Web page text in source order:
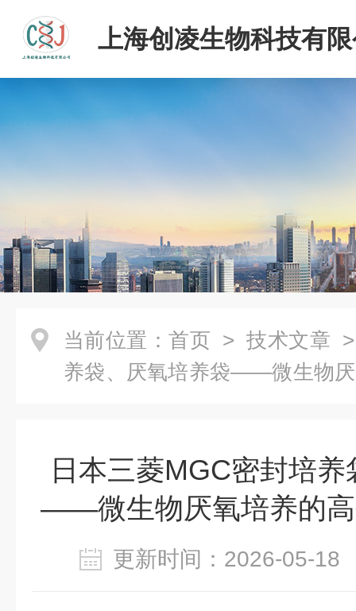
上海创凌生物科技有
当前位置： 首页 > 技术文章
养袋、厌氧培养袋——微生物
日本三菱MGC密封培
——微生物厌氧培养的高
更新时间：2026-05-